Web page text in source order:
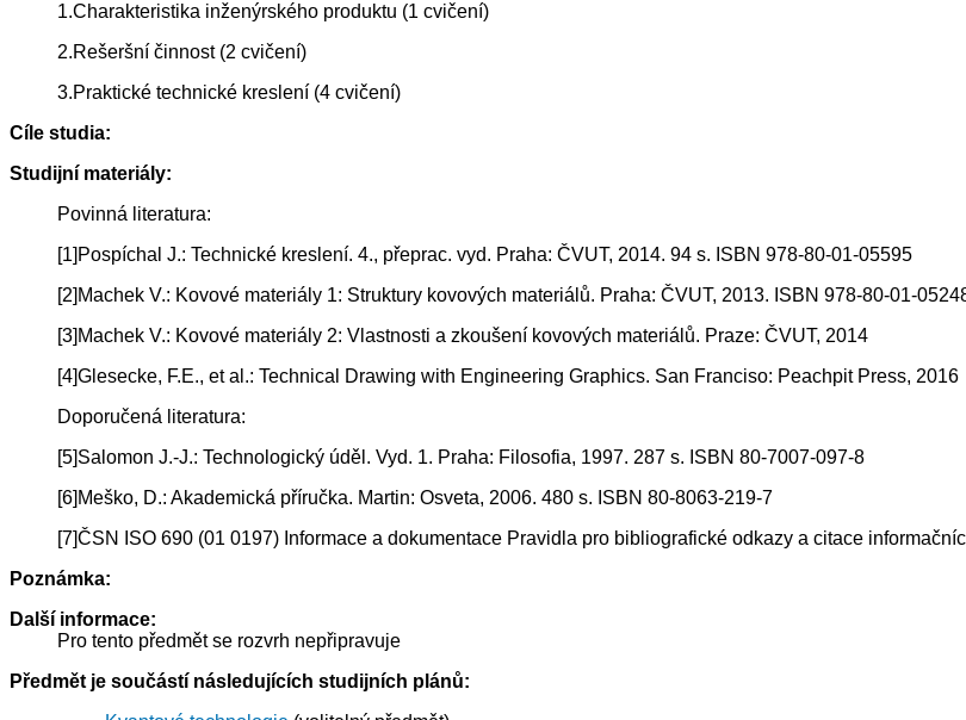
1.Charakteristika inženýrského produktu (1 cvičení)
2.Rešeršní činnost (2 cvičení)
3.Praktické technické kreslení (4 cvičení)
Cíle studia:
Studijní materiály:
Povinná literatura:
[1]Pospíchal J.: Technické kreslení. 4., přeprac. vyd. Praha: ČVUT, 2014. 94 s. ISBN 978-80-01-05595
[2]Machek V.: Kovové materiály 1: Struktury kovových materiálů. Praha: ČVUT, 2013. ISBN 978-80-01-
[3]Machek V.: Kovové materiály 2: Vlastnosti a zkoušení kovových materiálů. Praze: ČVUT, 2014
[4]Glesecke, F.E., et al.: Technical Drawing with Engineering Graphics. San Franciso: Peachpit Press, 2016
Doporučená literatura:
[5]Salomon J.-J.: Technologický úděl. Vyd. 1. Praha: Filosofia, 1997. 287 s. ISBN 80-7007-097-8
[6]Meško, D.: Akademická příručka. Martin: Osveta, 2006. 480 s. ISBN 80-8063-219-7
[7]ČSN ISO 690 (01 0197) Informace a dokumentace Pravidla pro bibliografické odkazy a citace
Poznámka:
Další informace:
Pro tento předmět se rozvrh nepřipravuje
Předmět je součástí následujících studijních plánů: